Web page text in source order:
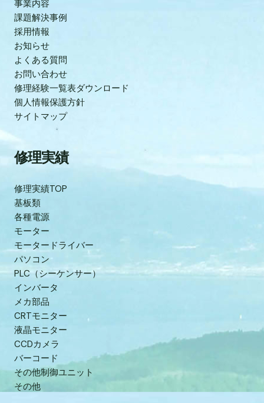
事業内容
課題解決事例
採用情報
お知らせ
よくある質問
お問い合わせ
修理経験一覧表ダウンロード
個人情報保護方針
サイトマップ
修理実績
修理実績TOP
基板類
各種電源
モーター
モータードライバー
パソコン
PLC（シーケンサー）
インバータ
メカ部品
CRTモニター
液晶モニター
CCDカメラ
バーコード
その他制御ユニット
その他